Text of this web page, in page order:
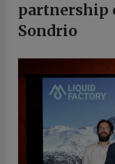
partnership
Sondrio